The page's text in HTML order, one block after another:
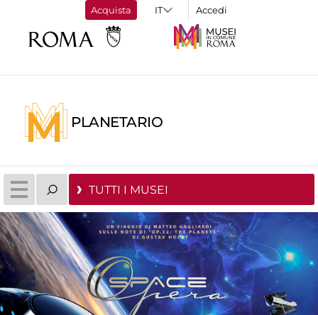
Acquista Accedi
PLANETARIO
TUTTI I MUSEI